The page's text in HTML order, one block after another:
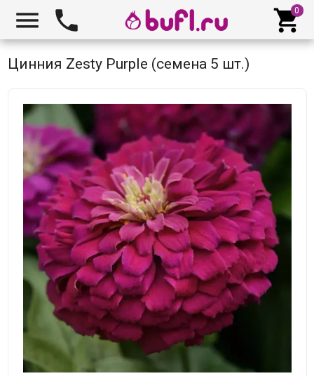
  
Цинния Zesty Purple (семена 5 шт.)